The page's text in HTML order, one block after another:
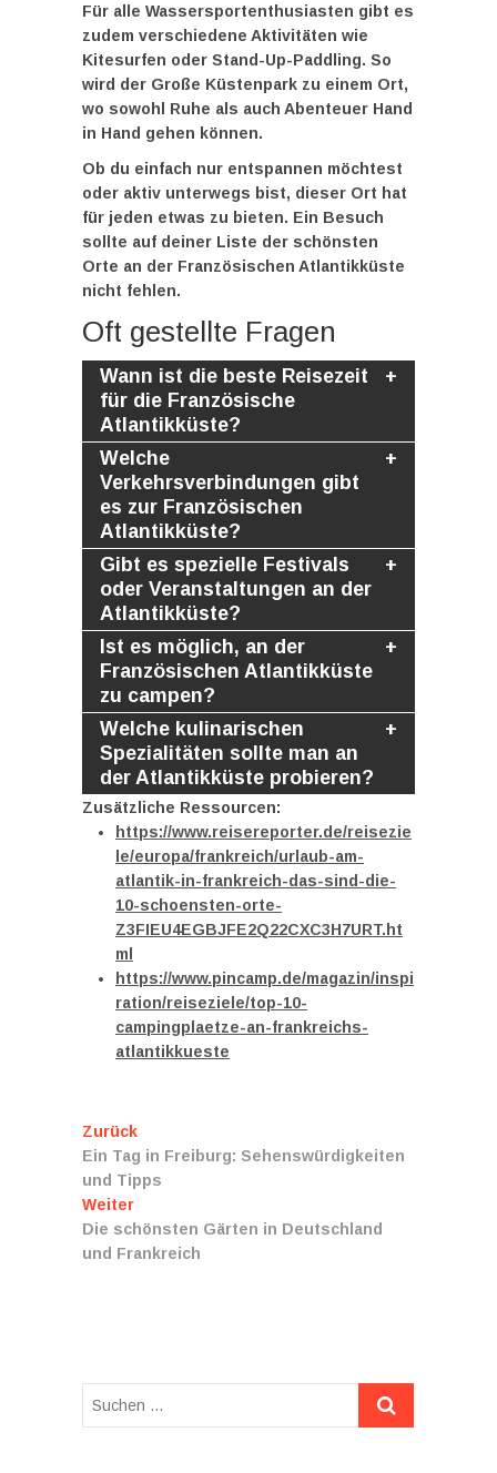
Für alle Wassersportenthusiasten gibt es
zudem verschiedene Aktivitäten wie
Kitesurfen oder Stand-Up-Paddling. So
wird der Große Küstenpark zu einem Ort,
wo sowohl Ruhe als auch Abenteuer Hand
in Hand gehen können.
Ob du einfach nur entspannen möchtest
oder aktiv unterwegs bist, dieser Ort hat
für jeden etwas zu bieten. Ein Besuch
sollte auf deiner Liste der schönsten
Orte an der Französischen Atlantikküste
nicht fehlen.
Oft gestellte Fragen
Wann ist die beste Reisezeit
für die Französische
Atlantikküste?
Welche
Verkehrsverbindungen gibt
es zur Französischen
Atlantikküste?
Gibt es spezielle Festivals
oder Veranstaltungen an der
Atlantikküste?
Ist es möglich, an der
Französischen Atlantikküste
zu campen?
Welche kulinarischen
Spezialitäten sollte man an
der Atlantikküste probieren?
Zusätzliche Ressourcen:
https://www.reisereporter.de/reisezie
le/europa/frankreich/urlaub-am-
atlantik-in-frankreich-das-sind-die-
10-schoensten-orte-
Z3FIEU4EGBJFE2Q22CXC3H7URT.ht
ml
https://www.pincamp.de/magazin/inspi
ration/reiseziele/top-10-
campingplaetze-an-frankreichs-
atlantikkueste
Beitragsnavigation
ZurückVorheriger
Beitrag:
Ein Tag in Freiburg: Sehenswürdigkeiten
und Tipps
WeiterNächster
Beitrag:
Die schönsten Gärten in Deutschland
und Frankreich
Suchen